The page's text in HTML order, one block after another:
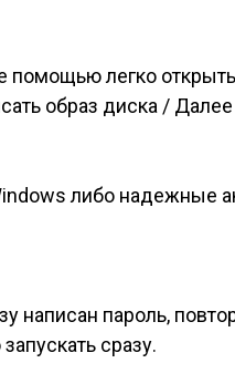
помощью легко
образ диска /
либо надежные
написан пароль,
сразу.